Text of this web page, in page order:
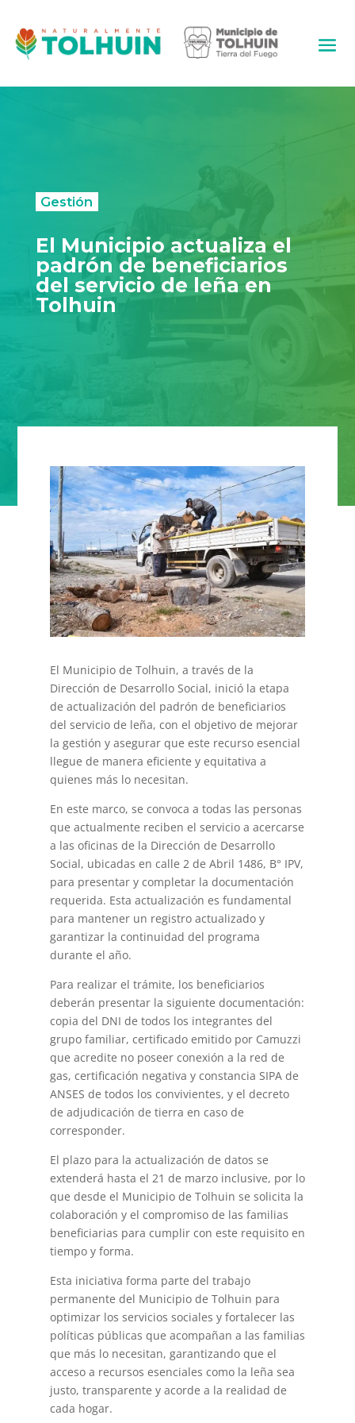
Gestión
El Municipio actualiza el
padrón de beneficiarios
del servicio de leña en
Tolhuin
El Municipio de Tolhuin, a través de la
Dirección de Desarrollo Social, inició la etapa
de actualización del padrón de beneficiarios
del servicio de leña, con el objetivo de mejorar
la gestión y asegurar que este recurso esencial
llegue de manera eficiente y equitativa a
quienes más lo necesitan.
En este marco, se convoca a todas las personas
que actualmente reciben el servicio a acercarse
a las oficinas de la Dirección de Desarrollo
Social, ubicadas en calle 2 de Abril 1486, B° IPV,
para presentar y completar la documentación
requerida. Esta actualización es fundamental
para mantener un registro actualizado y
garantizar la continuidad del programa
durante el año.
Para realizar el trámite, los beneficiarios
deberán presentar la siguiente documentación:
copia del DNI de todos los integrantes del
grupo familiar, certificado emitido por Camuzzi
que acredite no poseer conexión a la red de
gas, certificación negativa y constancia SIPA de
ANSES de todos los convivientes, y el decreto
de adjudicación de tierra en caso de
corresponder.
El plazo para la actualización de datos se
extenderá hasta el 21 de marzo inclusive, por lo
que desde el Municipio de Tolhuin se solicita la
colaboración y el compromiso de las familias
beneficiarias para cumplir con este requisito en
tiempo y forma.
Esta iniciativa forma parte del trabajo
permanente del Municipio de Tolhuin para
optimizar los servicios sociales y fortalecer las
políticas públicas que acompañan a las familias
que más lo necesitan, garantizando que el
acceso a recursos esenciales como la leña sea
justo, transparente y acorde a la realidad de
cada hogar.